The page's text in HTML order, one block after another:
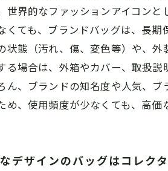
世界的なファッションアイコン
くても、ブランドバッグは、長
状態（汚れ、傷、変色等）や、
る場合は、外箱やカバー、取扱
ん、ブランドの知名度や人気、ブ
め、使用頻度が少なくても、高価
デザインのバッグはコレク